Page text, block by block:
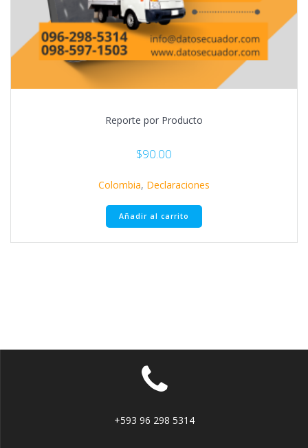
Reporte por Producto
$90.00
Colombia, Declaraciones
Añadir al carrito
+593 96 298 5314